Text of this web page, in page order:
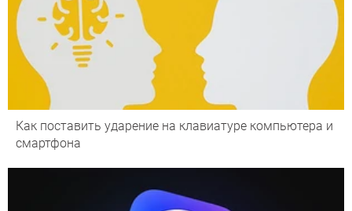
Как поставить ударение на клавиатуре компьютера и
смартфона